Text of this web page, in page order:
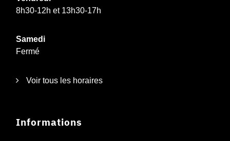
8h30-12h et 13h30-17h
Samedi
Fermé
Voir tous les horaires
Informations